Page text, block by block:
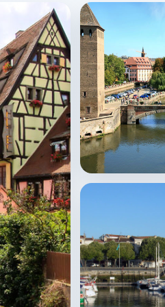
Strasbourg↗